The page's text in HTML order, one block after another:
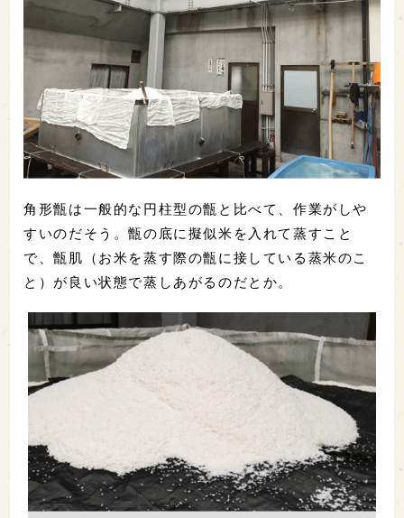
角形甑は一般的な円柱型の甑と比べて、作業がしや
すいのだそう。甑の底に擬似米を入れて蒸すこと
で、甑肌（お米を蒸す際の甑に接している蒸米のこ
と）が良い状態で蒸しあがるのだとか。